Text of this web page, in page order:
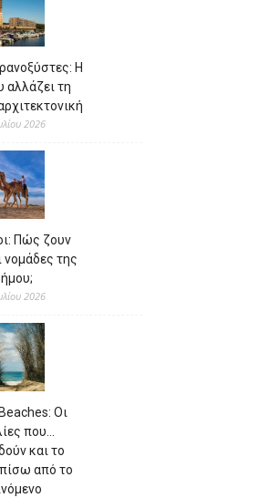
Η
αλλάζει τη
2026
Πώς ζουν
νομάδες της
2026
Οι
που…
και το
από το